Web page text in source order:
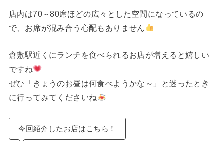
店内は70～80席ほどの広々とした空間になっているの
で、お席が混み合う心配もありません
倉敷駅近くにランチを食べられるお店が増えると嬉しい
ですね
ぜひ「きょうのお昼は何食べようかな～」と迷ったとき
に行ってみてくださいね
今回紹介したお店はこちら！